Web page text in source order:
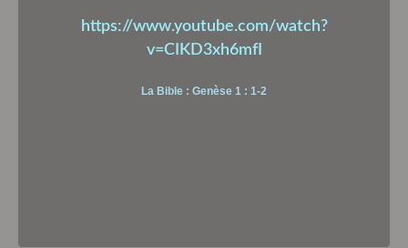
https://www.youtube.com/watch?
v=CIKD3xh6mfI
La Bible : Genèse 1 : 1-2